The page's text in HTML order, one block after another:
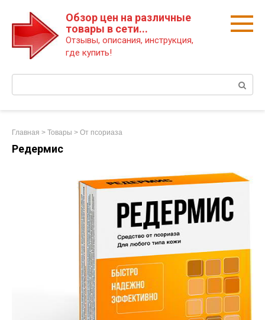
Обзор цен на различные
товары в сети...
Отзывы, описания, инструкция,
где купить!
Главная > Товары > От псориаза
Редермис